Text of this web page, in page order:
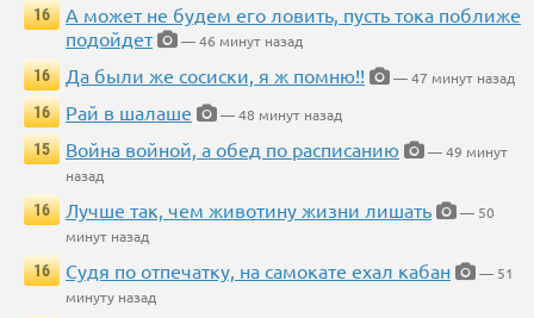
16
А может не будем его ловить, пусть тока поближе
подойдет
— 46 минут назад
16
Да были же сосиски, я ж помню!!
— 47 минут назад
16
Рай в шалаше
— 48 минут назад
15
Война войной, а обед по расписанию
— 49 минут
назад
16
Лучше так, чем животину жизни лишать
— 50
минут назад
16
Судя по отпечатку, на самокате ехал кабан
— 51
минуту назад